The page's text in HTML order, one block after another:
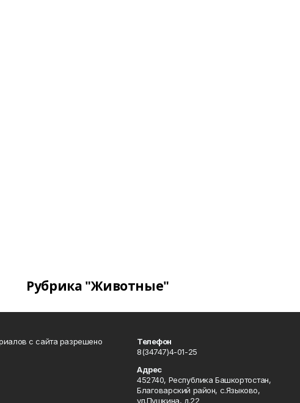
Рубрика "Животные"
с сайта разрешено
Телефон
8(34747)4-01-25
Адрес
452740, Республика Башкортостан,
Благоварский район, с.Языково,
ул.Пушкина, д.22